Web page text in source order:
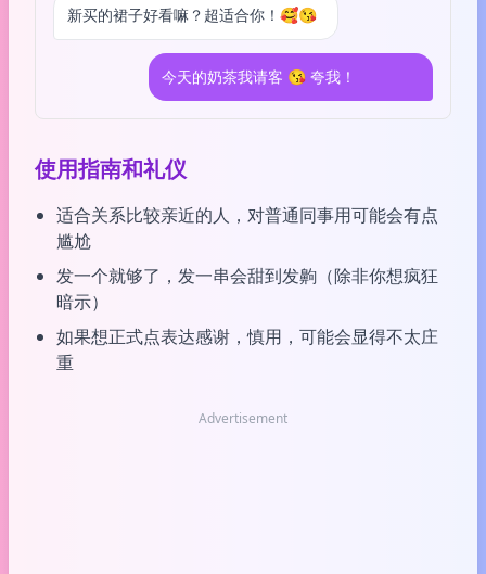
新买的裙子好看嘛？超适合你！🥰😘
今天的奶茶我请客 😘 夸我！
使用指南和礼仪
适合关系比较亲近的人，对普通同事用可能会有点
尴尬
发一个就够了，发一串会甜到发齁（除非你想疯狂
暗示）
如果想正式点表达感谢，慎用，可能会显得不太庄
重
Advertisement